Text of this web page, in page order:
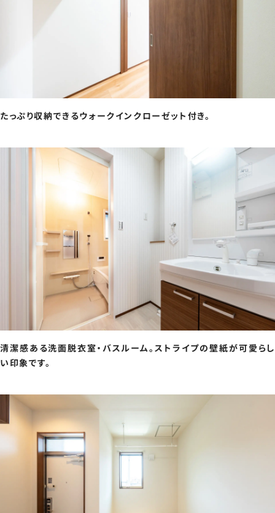
たっぷり収納できるウォークインクローゼット付き。
清潔感ある洗面脱衣室・バスルーム。ストライプの壁紙が可愛らし
い印象です。